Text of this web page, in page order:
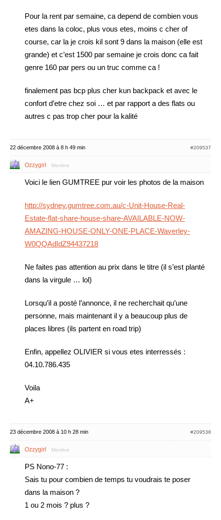
Pour la rent par semaine, ca depend de combien vous
etes dans la coloc, plus vous etes, moins c cher of
course, car la je crois kil sont 9 dans la maison (elle est
grande) et c’est 1500 par semaine je crois donc ca fait
genre 160 par pers ou un truc comme ca !
finalement pas bcp plus cher kun backpack et avec le
confort d’etre chez soi … et par rapport a des flats ou
autres c pas trop cher pour la kalité
22 décembre 2008 à 8 h 49 min #209537
Ozzygirl Membre
Voici le lien GUMTREE pur voir les photos de la maison
http://sydney.gumtree.com.au/c-Unit-House-Real-
Estate-flat-share-house-share-AVAILABLE-NOW-
AMAZING-HOUSE-ONLY-ONE-PLACE-Waverley-
W0QQAdIdZ94437218
Ne faites pas attention au prix dans le titre (il s’est planté
dans la virgule … lol)
Lorsqu’il a posté l’annonce, il ne recherchait qu’une
personne, mais maintenant il y a beaucoup plus de
places libres (ils partent en road trip)
Enfin, appellez OLIVIER si vous etes interressés :
04.10.786.435
Voila
A+
23 décembre 2008 à 10 h 28 min #209538
Ozzygirl Membre
PS Nono-77 :
Sais tu pour combien de temps tu voudrais te poser
dans la maison ?
1 ou 2 mois ? plus ?